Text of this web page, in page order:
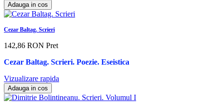
Adauga in cos
Cezar Baltag. Scrieri
142,86 RON Pret
Cezar Baltag. Scrieri. Poezie. Eseistica
Vizualizare rapida
Adauga in cos